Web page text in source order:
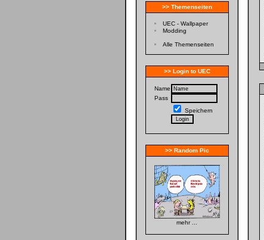
>> Themenseiten
UEC - Wallpaper
Modding
Alle Themenseiten
>> Login to UEC
Name
Pass
Speichern
>> Random Pic
mehr ...